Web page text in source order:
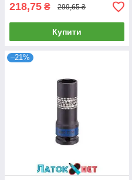
218,75 ₴ 299,65 ₴
Купити
–21%